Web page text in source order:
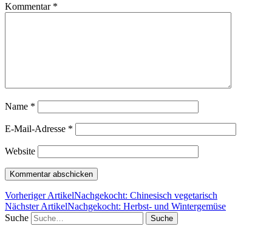
Kommentar *
Name *
E-Mail-Adresse *
Website
Vorheriger ArtikelNachgekocht: Chinesisch vegetarisch
Nächster ArtikelNachgekocht: Herbst- und Wintergemüse
Suche